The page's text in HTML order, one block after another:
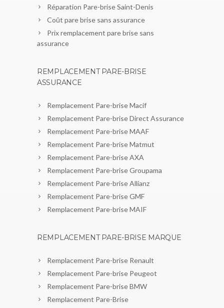
Réparation Pare-brise Saint-Denis
Coût pare brise sans assurance
Prix remplacement pare brise sans
assurance
REMPLACEMENT PARE-BRISE
ASSURANCE
Remplacement Pare-brise Macif
Remplacement Pare-brise Direct Assurance
Remplacement Pare-brise MAAF
Remplacement Pare-brise Matmut
Remplacement Pare-brise AXA
Remplacement Pare-brise Groupama
Remplacement Pare-brise Allianz
Remplacement Pare-brise GMF
Remplacement Pare-brise MAIF
REMPLACEMENT PARE-BRISE MARQUE
Remplacement Pare-brise Renault
Remplacement Pare-brise Peugeot
Remplacement Pare-brise BMW
Remplacement Pare-Brise